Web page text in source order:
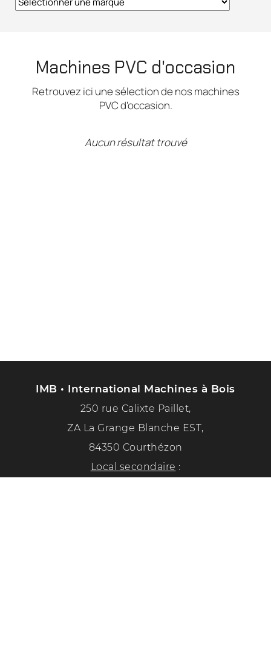
Machines PVC d'occasion
Retrouvez ici une sélection de nos machines
PVC d'occasion.
Aucun résultat trouvé
IMB • International Machines à Bois
250 rue Calixte Paillet,
ZA La Grange Blanche EST,
84350 Courthézon
Local secondaire :